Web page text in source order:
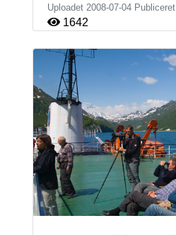
Uploadet 2008-07-04 Publiceret
1642